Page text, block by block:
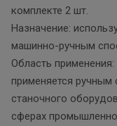
комплекте 2 шт.
Назначение:
машинно-ручным
Область
применяется
станочного
сферах